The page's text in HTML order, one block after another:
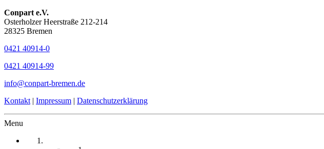
Conpart e.V.
Osterholzer Heerstraße 212-214
28325 Bremen
0421 40914-0
0421 40914-99
info@conpart-bremen.de
Kontakt | Impressum | Datenschutzerklärung
Menu